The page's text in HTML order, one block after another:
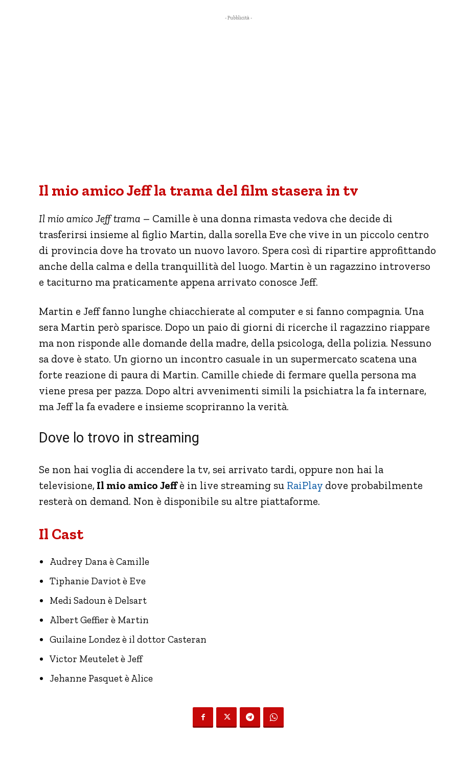
- Pubblicità -
Il mio amico Jeff la trama del film stasera in tv
Il mio amico Jeff trama – Camille è una donna rimasta vedova che decide di
trasferirsi insieme al figlio Martin, dalla sorella Eve che vive in un piccolo centro
di provincia dove ha trovato un nuovo lavoro. Spera così di ripartire approfittando
anche della calma e della tranquillità del luogo. Martin è un ragazzino introverso
e taciturno ma praticamente appena arrivato conosce Jeff.
Martin e Jeff fanno lunghe chiacchierate al computer e si fanno compagnia. Una
sera Martin però sparisce. Dopo un paio di giorni di ricerche il ragazzino riappare
ma non risponde alle domande della madre, della psicologa, della polizia. Nessuno
sa dove è stato. Un giorno un incontro casuale in un supermercato scatena una
forte reazione di paura di Martin. Camille chiede di fermare quella persona ma
viene presa per pazza. Dopo altri avvenimenti simili la psichiatra la fa internare,
ma Jeff la fa evadere e insieme scopriranno la verità.
Dove lo trovo in streaming
Se non hai voglia di accendere la tv, sei arrivato tardi, oppure non hai la
televisione, Il mio amico Jeffè in live streaming su RaiPlay dove probabilmente
resterà on demand. Non è disponibile su altre piattaforme.
Il Cast
Audrey Dana è Camille
Tiphanie Daviot è Eve
Medi Sadoun è Delsart
Albert Geffier è Martin
Guilaine Londez è il dottor Casteran
Victor Meutelet è Jeff
Jehanne Pasquet è Alice